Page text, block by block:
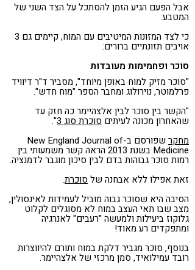
אבל הפעם הגיע הזמן להסתכל על הצד השני של
המטבע.
כי לצד המזונות המיטיבים עם המוח, קיימים גם 3
אויבים תזונתיים ברורים:
סוכר ופחמימות מעובדות
"סוכר מזיק למוח באופן מיוחד", מסביר ד"ר דיוויד
פרלמוטר, נוירולוג ומחבר הספר "מוח חדש".
"הקשר בין סוכר לבין אלצהיימר כה חזק עד
שהאחרון מכונה לעיתים סוכרת סוג 3 ".
מחקר
שפורסם ב-New England Journal of
Medicine בשנת 2013 הראה קשר משמעותי בין
רמות סוכר גבוהות בדם לבין סיכון מוגבר לדמנציה.
זאת אפילו ללא אבחנה של סוכרת.
הסיבה היא שסוכר גבוה מוביל לעמידות לאינסולין,
מצב שבו תאי העצב במוח לא מסוגלים לקלוט
גלוקוז ביעילות ולמעשה "רעבים" לאנרגיה
ומתפקדים רע מאוד!
בנוסף, סוכר מגביר דלקת במוח ותורם להיווצרות
רובד עמילואיד, סמן מרכזי של אלצהיימר.